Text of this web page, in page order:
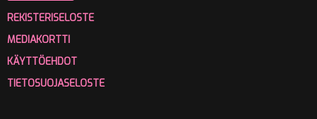
REKISTERISELOSTE
MEDIAKORTTI
KÄYTTÖEHDOT
TIETOSUOJASELOSTE